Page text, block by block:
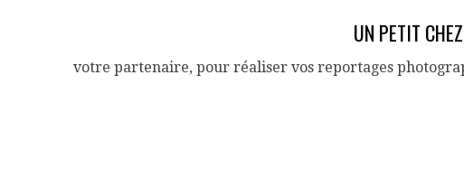
UN PETIT
votre partenaire, pour réaliser vos reportages